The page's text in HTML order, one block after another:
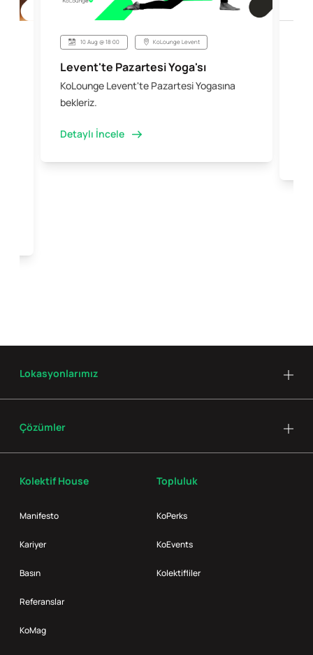
10 Aug @ 18:00 KoLounge Levent
Levent'te Pazartesi Yoga'sı
KoLounge Levent'te Pazartesi Yogasına
bekleriz.
Detaylı İncele
Kolektif House
Manifesto
Kariyer
Basın
Referanslar
KoMag
Topluluk
KoPerks
KoEvents
Kolektifliler
Lokasyonlarımız
Çözümler